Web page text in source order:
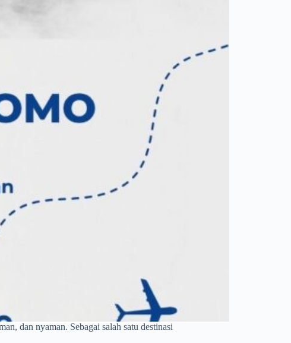
dan nyaman. Sebagai salah satu destinasi